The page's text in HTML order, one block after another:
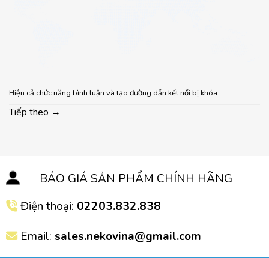
Hiện cả chức năng bình luận và tạo đường dẫn kết nối bị khóa.
Tiếp theo →
BÁO GIÁ SẢN PHẨM CHÍNH HÃNG
Điện thoại: 02203.832.838
Email: sales.nekovina@gmail.com